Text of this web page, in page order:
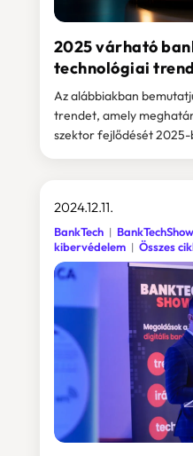
2025 várható
technológiai
Az alábbiakban
trendet, amely
szektor fejlődését 2025-
2024.12.11.
BankTech
kibervédelem
Összes